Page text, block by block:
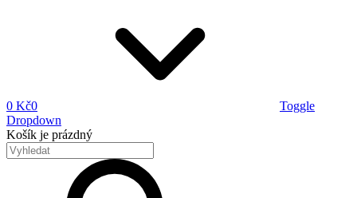
0 Kč0
Toggle
Dropdown
Košík je prázdný